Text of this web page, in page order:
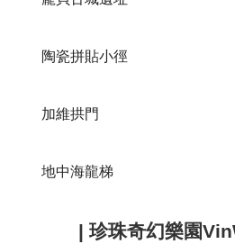
陶瓷拼貼小徑
加維拱門
地中海龍梯
| 珍珠奇幻樂園